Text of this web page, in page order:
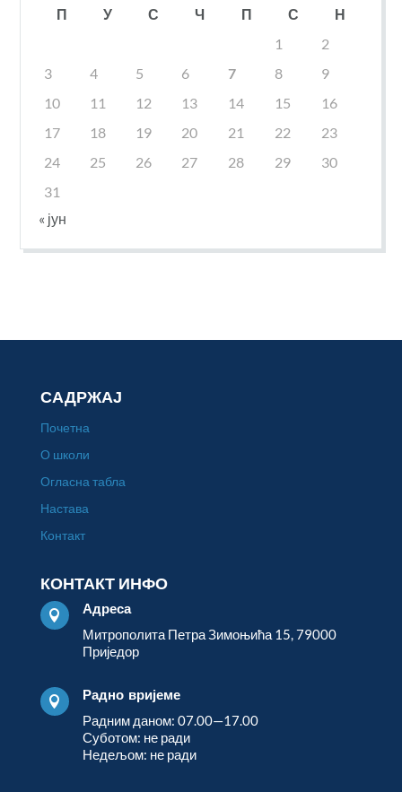
П У С Ч П С
Н
1
2
3
4 5 6 7 8
9
10
11 12 13 14 15
16
17
18 19 20 21 22
23
24
25 26 27 28 29
30
31
« јун
САДРЖАЈ
Почетна
О школи
Огласна табла
Настава
Контакт
КОНТАКТ ИНФО

Адреса
Митрополита Петра Зимоњића 15, 79000
Приједор

Радно вријеме
Радним даном: 07.00—17.00
Суботом: не ради
Недељом: не ради